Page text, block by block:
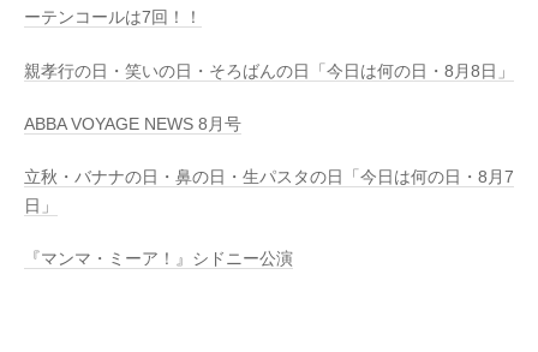
ーテンコールは7回！！
親孝行の日・笑いの日・そろばんの日「今日は何の日・8月8日」
ABBA VOYAGE NEWS 8月号
立秋・バナナの日・鼻の日・生パスタの日「今日は何の日・8月7
日」
『マンマ・ミーア！』シドニー公演